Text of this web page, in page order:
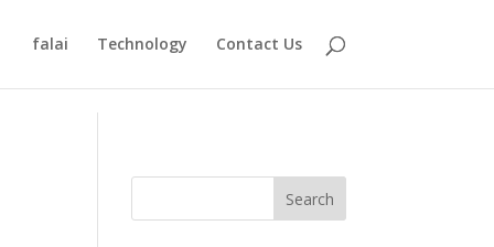
falai Technology Contact Us
Search